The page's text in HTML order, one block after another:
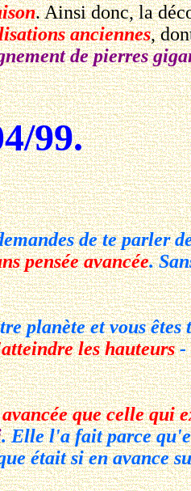
. Ainsi donc, la
anciennes,
de pierres
99.
de te parler
pensée avancée.
et vous êtes
les hauteurs-
que celle qui
. Elle l'a fait parce
était si en avance